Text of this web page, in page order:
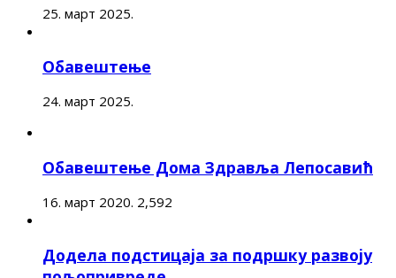
25. март 2025.
Обавештење
24. март 2025.
Обавештење Дома Здравља Лепосавић
16. март 2020. 2,592
Додела подстицаја за подршку развоју